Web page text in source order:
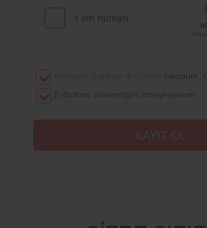
okudum.
E-Bülten aboneliğini onaylıyorum.